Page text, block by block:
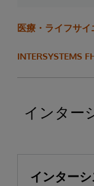
医療・ライフサイ
INTERSYSTEMS
インター
インター